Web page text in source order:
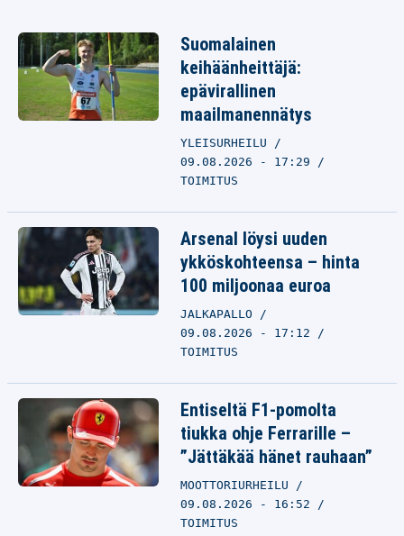
Suomalainen
keihäänheittäjä:
epävirallinen
maailmanennätys
YLEISURHEILU
09.08.2026 - 17:29
TOIMITUS
Arsenal löysi uuden
ykköskohteensa – hinta
100 miljoonaa euroa
JALKAPALLO
09.08.2026 - 17:12
TOIMITUS
Entiseltä F1-pomolta
tiukka ohje Ferrarille –
”Jättäkää hänet rauhaan”
MOOTTORIURHEILU
09.08.2026 - 16:52
TOIMITUS